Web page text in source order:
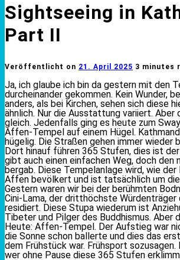
Sightseeing in
Part II
Veröffentlicht on 21. April 2025 3 minutes
Ja, ich glaube ich bin da gestern mit den
durcheinander gekommen. Kein Wunder,
anders, als bei Kirchen, sehen sich diese
ähnlich. Nur die Ausstattung variiert.
gleich. Jedenfalls ging es heute zum
Affen-Tempel auf einem Hügel.
hügelig. Die Straßen gehen immer wieder
Dort hinauf führen 365 Stufen, dies ist
gibt auch einen einfachen Weg, doch den
bergab. Diese Tempelanlage wird, wie
Affen bevölkert und ist tatsächlich um
Gestern waren wir bei der berühmten
Cini-Lama, der dritthöchste Würdenträger
residiert. Diese Stupa wiederum ist
Tibeter und Pilger des Buddhismus. Aber
Heute: Affen-Tempel. Der Aufstieg war
die Sonne schon ballerte und dies das
dem Frühstück war. Frühsport sozusagen.
wer ohne Pause diese 365 Stufen